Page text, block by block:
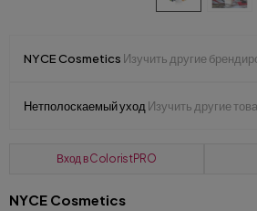
NYCE Cosmetics Изучить другие
Нетполоскаемый уход Изучить другие
Вход в ColoristPRO
NYCE Cosmetics